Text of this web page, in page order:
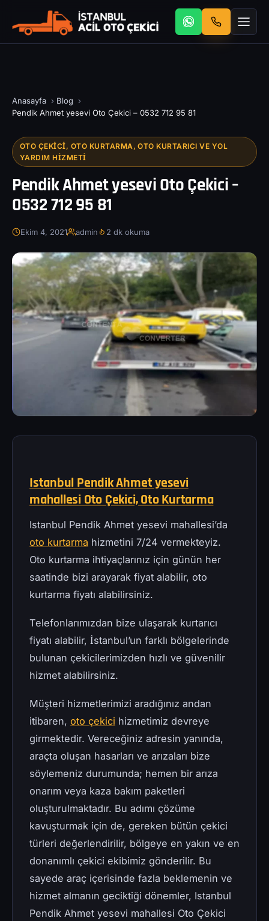
Anasayfa › Blog
›
Pendik Ahmet yesevi Oto Çekici – 0532 712 95 81
OTO ÇEKICI, OTO KURTARMA, OTO KURTARICI VE YOL
YARDIM HIZMETI
Pendik Ahmet yesevi Oto Çekici –
0532 712 95 81
Ekim 4, 2021 admin 2 dk okuma
Istanbul Pendik Ahmet yesevi
mahallesi Oto Çekici, Oto Kurtarma
Istanbul Pendik Ahmet yesevi mahallesi’da
oto kurtarma hizmetini 7/24 vermekteyiz.
Oto kurtarma ihtiyaçlarınız için günün her
saatinde bizi arayarak fiyat alabilir, oto
kurtarma fiyatı alabilirsiniz.
Telefonlarımızdan bize ulaşarak kurtarıcı
fiyatı alabilir, İstanbul’un farklı bölgelerinde
bulunan çekicilerimizden hızlı ve güvenilir
hizmet alabilirsiniz.
Müşteri hizmetlerimizi aradığınız andan
itibaren, oto çekici hizmetimiz devreye
girmektedir. Vereceğiniz adresin yanında,
araçta oluşan hasarları ve arızaları bize
söylemeniz durumunda; hemen bir arıza
onarım veya kaza bakım paketleri
oluşturulmaktadır. Bu adımı çözüme
kavuşturmak için de, gereken bütün çekici
türleri değerlendirilir, bölgeye en yakın ve en
donanımlı çekici ekibimiz gönderilir. Bu
sayede araç içerisinde fazla beklemenin ve
hizmet almanın geciktiği dönemler, Istanbul
Pendik Ahmet yesevi mahallesi Oto Çekici